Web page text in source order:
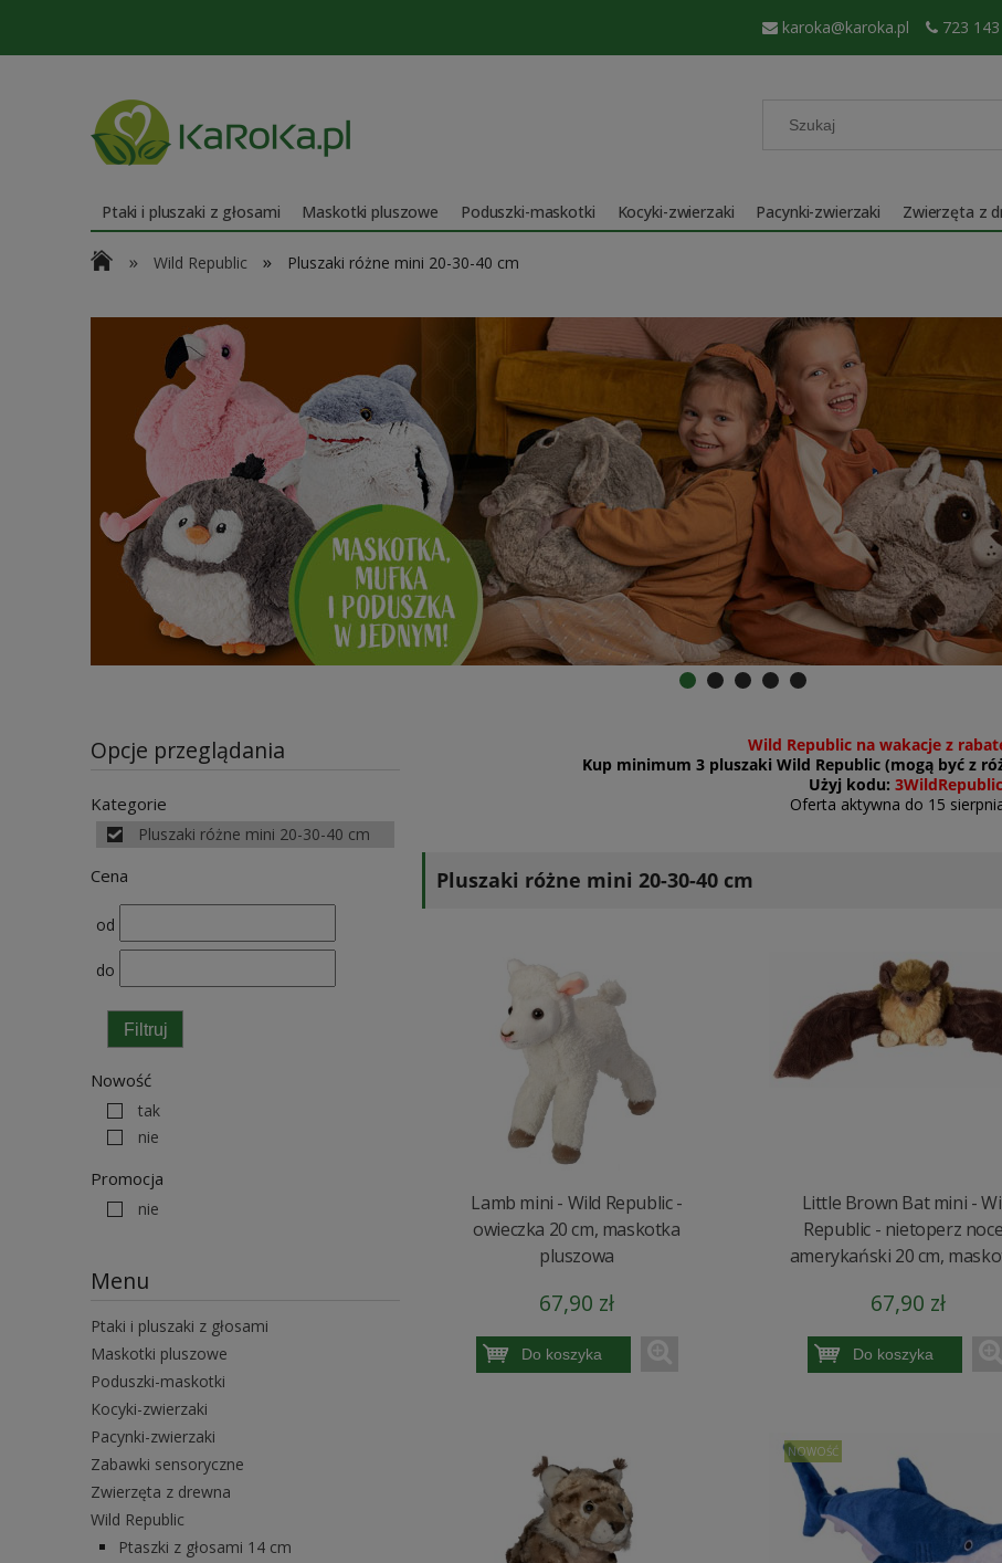
karoka@karoka.pl 723
Ptaki i pluszaki z głosami Maskotki pluszowe Poduszki-maskotki Kocyki-zwierzaki Pacynki-zwierzaki Zwierzęta z
» Wild Republic » Pluszaki różne mini 20-30-40 cm
Opcje przeglądania
Kategorie
Pluszaki różne mini 20-30-40 cm
Cena
od
do
Filtruj
Nowość
tak
nie
Promocja
nie
Menu
Ptaki i pluszaki z głosami
Maskotki pluszowe
Poduszki-maskotki
Kocyki-zwierzaki
Pacynki-zwierzaki
Zabawki sensoryczne
Zwierzęta z drewna
Wild Republic
Ptaszki z głosami 14 cm
Wild Republic na wakacje z
Kup minimum 3 pluszaki Wild Republic (mogą być z
Użyj kodu: 3WildRepublic
Oferta aktywna do 15
Pluszaki różne mini 20-30-40 cm
Lamb mini - Wild Republic -
owieczka 20 cm, maskotka
pluszowa
67,90 zł
Do koszyka
Little Brown Bat mini -
Republic - nietoperz
amerykański 20 cm,
67,90 zł
Do koszyka
NOWOŚĆ